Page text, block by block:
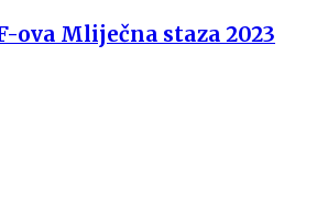
ova Mliječna staza 2023